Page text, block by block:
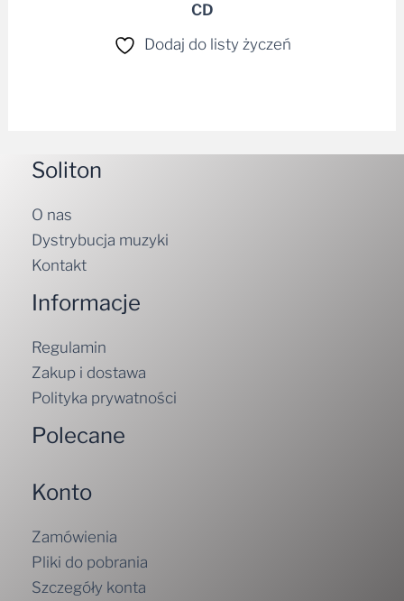
CD
Dodaj do listy życzeń
Soliton
O nas
Dystrybucja muzyki
Kontakt
Informacje
Regulamin
Zakup i dostawa
Polityka prywatności
Polecane
Konto
Zamówienia
Pliki do pobrania
Szczegóły konta